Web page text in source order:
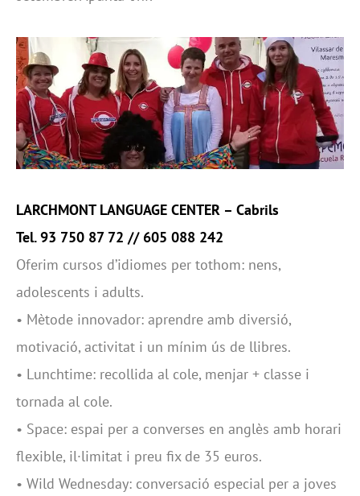
LARCHMONT LANGUAGE CENTER – Cabrils
Tel. 93 750 87 72 // 605 088 242
Oferim cursos d’idiomes per tothom: nens,
adolescents i adults.
• Mètode innovador: aprendre amb diversió,
motivació, activitat i un mínim ús de llibres.
• Lunchtime: recollida al cole, menjar + classe i
tornada al cole.
• Space: espai per a converses en anglès amb horari
flexible, il·limitat i preu fix de 35 euros.
• Wild Wednesday: conversació especial per a joves